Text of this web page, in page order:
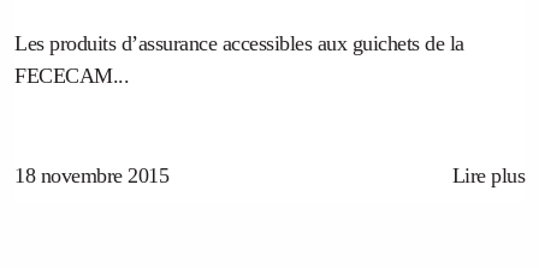
Les produits d’assurance accessibles aux guichets de la
FECECAM...
18 novembre 2015 Lire plus